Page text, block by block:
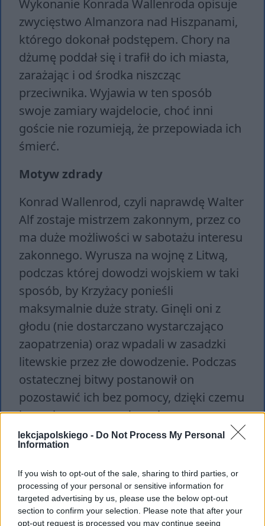
lekcjapolskiego - Do Not Process My Personal
Information
If you wish to opt-out of the sale, sharing to third parties, or
processing of your personal or sensitive information for
targeted advertising by us, please use the below opt-out
section to confirm your selection. Please note that after your
opt-out request is processed you may continue seeing
Wykonanie Konrada Wallenroda opisuje
zwycięstwo Almanzora nad Hiszpanami,
którego dokonał podstępem. Chory na
dżumę poddał się i trafił do ich miasta,
zarażając i od środka niszcząc
przeciwnika. Wyjawia w ten sposób
swoje zamiary wajdelocie, choć inni
goście nie rozumieją, że przepowiada ich
śmierć.
Motyw zdrady
Konrad Wallenrod, czyli naprawdę Walter
Alf zostaje mistrzem zakonnym, przez co
ma duże możliwości w sabotażu interesu
zakonnego. Wyrusza na wojnę z Litwą,
podczas której dowodzi wojskiem w taki
sposób, by Krzyżacy ponieśli
maksymalnie duże straty. Ginęli oni z
głodu (nie dostarczano wystarczająco
zaopatrzenia) oraz wpadali w zasadzki
litewskie przez złe dowodzenie. Podczas
ostatecznej bitwy postanowił on
pozostawić ich bez pomocy, dzięki czemu
jego ojczyzna wygrała wojnę.